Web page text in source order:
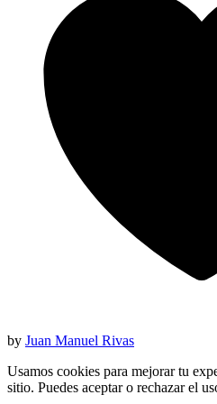
by Juan Manuel Rivas
Usamos cookies para mejorar tu
sitio. Puedes aceptar o rechazar el